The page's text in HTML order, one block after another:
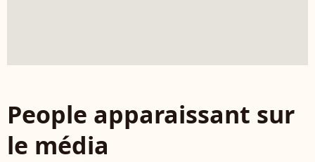
People apparaissant sur
le média